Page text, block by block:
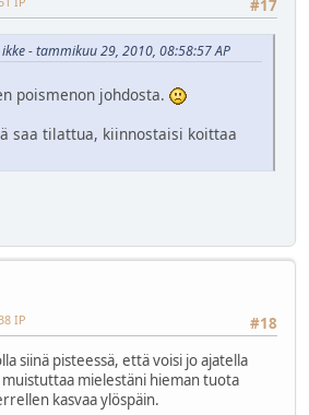
#17
- tammikuu 29, 2010, 08:58:57 AP
poismenon johdosta.
saa tilattua, kiinnostaisi koittaa
#18
IP
siinä pisteessä, että voisi jo ajatella
mielestäni hieman tuota
kasvaa ylöspäin.